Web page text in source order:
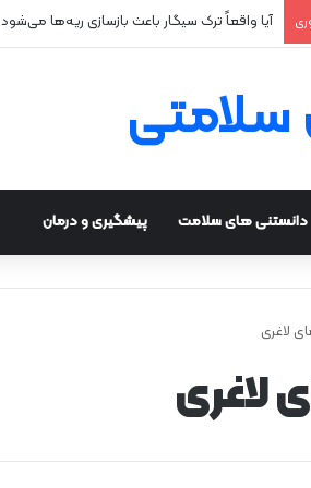
آیا واقعاً ترک سیگار باعث بازسازی ریه‌ها می‌شود
سلامتی
دانستنی های سلامت پیشگیری و درمان
لاغری